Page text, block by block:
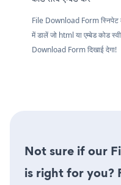
File Download Form
में डालें जो html या एम्बेड कोड
Download Form दिखाई देगा!
Not sure if our
is right for you?